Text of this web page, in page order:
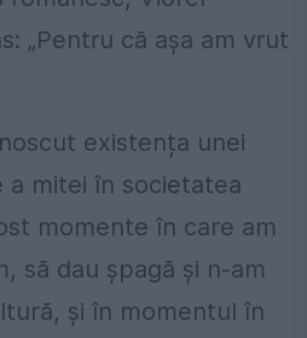
„Pentru că așa am vrut
existența unei
a mitei în societatea
momente în care am
să dau șpagă și n-am
și în momentul în